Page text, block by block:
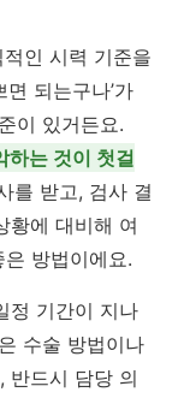
인 시력 기준을
되는구나’가
이 있거든요.
하는 것이 첫걸
를 받고, 검사 결
황에 대비해 여
방법이에요.
정 기간이 지나
수술 방법이나
반드시 담당 의